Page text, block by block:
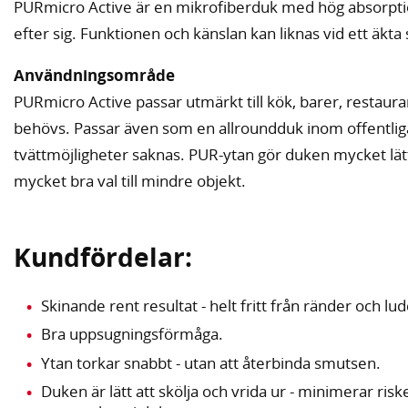
PURmicro Active är en mikrofiberduk med hög
efter sig. Funktionen och känslan kan liknas vid ett
Användningsområde
PURmicro Active passar utmärkt till kök, barer,
behövs. Passar även som en allroundduk inom
tvättmöjligheter saknas. PUR-ytan gör duken mycket
mycket bra val till mindre objekt.
Kundfördelar:
Skinande rent resultat - helt fritt från ränder och
Bra uppsugningsförmåga.
Ytan torkar snabbt - utan att återbinda smutsen.
Duken är lätt att skölja och vrida ur - minimerar